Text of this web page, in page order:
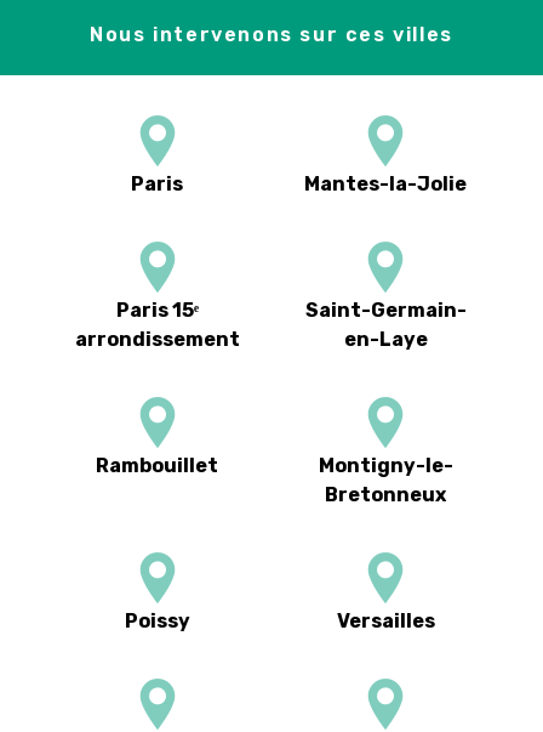
Nous intervenons sur ces villes
Paris Mantes-la-Jolie
Paris 15ᵉ
arrondissement
Saint-Germain-
en-Laye
Rambouillet
Montigny-le-
Bretonneux
Poissy Versailles